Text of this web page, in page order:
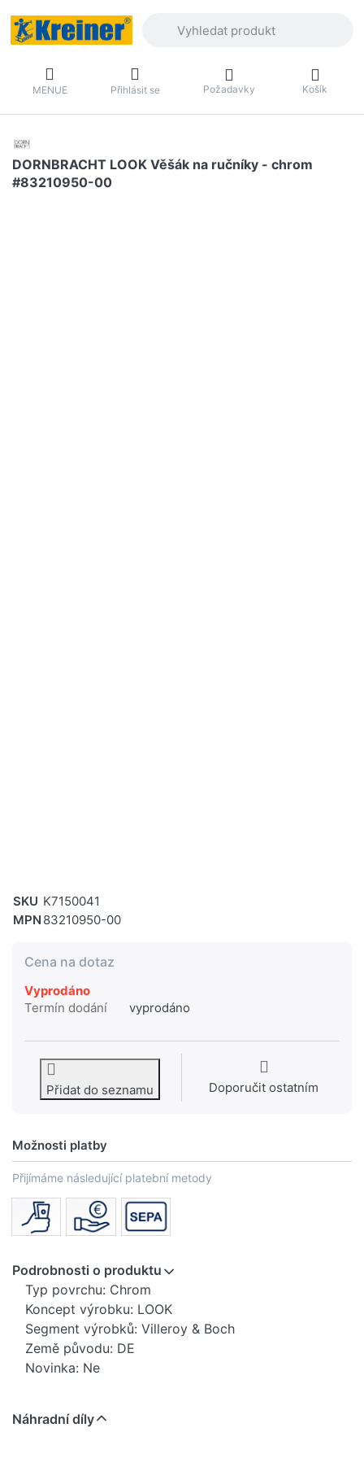
MENUE Přihlásit se Požadavky Košík
DORNBRACHT LOOK Věšák na ručníky - chrom
#83210950-00
SKU K7150041
MPN 83210950-00
Cena na dotaz
Vyprodáno
Termín dodání
vyprodáno
Přidat do seznamu Doporučit ostatním
Možnosti platby
Přijímáme následující platební metody
Podrobnosti o produktu
Typ povrchu: Chrom
Koncept výrobku: LOOK
Segment výrobků: Villeroy & Boch
Země původu: DE
Novinka: Ne
Náhradní díly